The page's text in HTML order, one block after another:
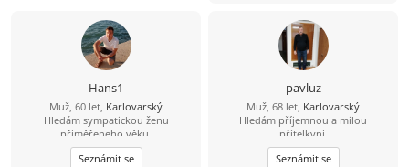
Hans1
Muž, 60 let, Karlovarský
Hledám sympatickou ženu
přiměřeneho věku.
Seznámit se
pavluz
Muž, 68 let, Karlovarský
Hledám příjemnou a milou
přítelkyni.
Seznámit se